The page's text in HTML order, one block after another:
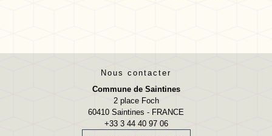
Nous contacter
Commune de Saintines
2 place Foch
60410 Saintines - FRANCE
+33 3 44 40 97 06